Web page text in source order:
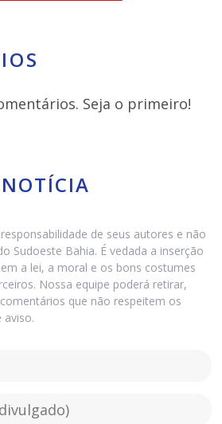
Seja o primeiro!
de seus autores e não
Sudoeste Bahia. É vedada a inserção
a lei, a moral e os bons costumes
Nossa equipe poderá retirar,
que não respeitem os
aviso.